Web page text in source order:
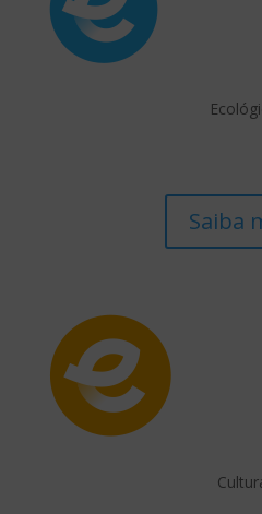
Saiba